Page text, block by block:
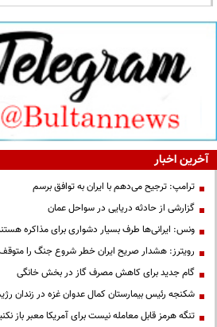
آخرین اخبار
ترامپ: ترجیح می‌دهم با ایران به توافق برسم
گزارشی از حادثه دریایی در سواحل عمان
ونس: ایرانی‌ها طرف بسیار دشواری برای مذاکره
رویترز: هشدار صریح ایران خطر شروع جنگ را
گام جدید برای کاهش مصرف گاز در بخش خانگی
شکنجه رئیس بیمارستان کمال عدوان غزه در زندان
تنگه هرمز قابل معامله نیست برای آمریکا معبر باز